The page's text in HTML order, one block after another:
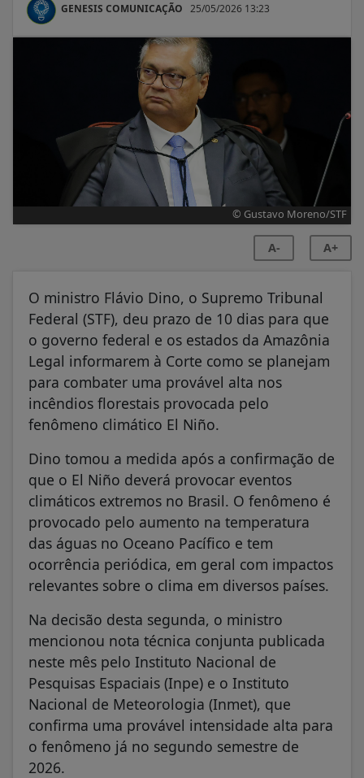
GENESIS COMUNICAÇÃO 25/05/2026 13:23
© Gustavo Moreno/STF
A- A+
O ministro Flávio Dino, o Supremo Tribunal
Federal (STF), deu prazo de 10 dias para que
o governo federal e os estados da Amazônia
Legal informarem à Corte como se planejam
para combater uma provável alta nos
incêndios florestais provocada pelo
fenômeno climático El Niño.
Dino tomou a medida após a confirmação de
que o El Niño deverá provocar eventos
climáticos extremos no Brasil. O fenômeno é
provocado pelo aumento na temperatura
das águas no Oceano Pacífico e tem
ocorrência periódica, em geral com impactos
relevantes sobre o clima em diversos países.
Na decisão desta segunda, o ministro
mencionou nota técnica conjunta publicada
neste mês pelo Instituto Nacional de
Pesquisas Espaciais (Inpe) e o Instituto
Nacional de Meteorologia (Inmet), que
confirma uma provável intensidade alta para
o fenômeno já no segundo semestre de
2026.